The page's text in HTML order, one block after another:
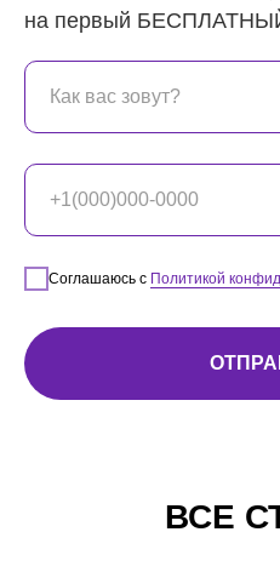
на первый
Соглашаюсь с Политикой
ВСЕ